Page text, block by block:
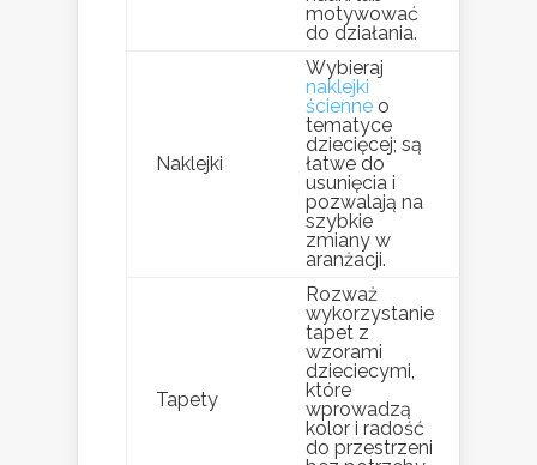
motywować
do działania.
Naklejki
Wybieraj
naklejki
ścienne o
tematyce
dziecięcej; są
łatwe do
usunięcia i
pozwalają na
szybkie
zmiany w
aranżacji.
Tapety
Rozważ
wykorzystanie
tapet z
wzorami
dzieciecymi,
które
wprowadzą
kolor i radość
do przestrzeni